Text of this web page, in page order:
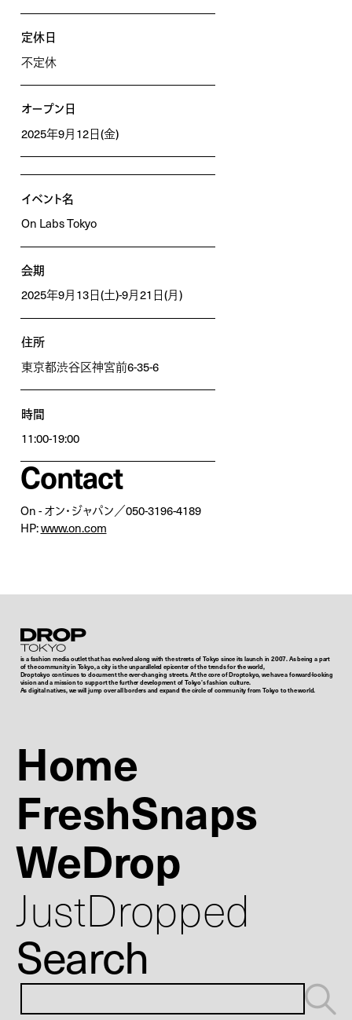
定休日
不定休
オープン日
2025年9月12日(金)
イベント名
On Labs Tokyo
会期
2025年9月13日(土)-9月21日(月)
住所
東京都渋谷区神宮前6-35-6
時間
11:00-19:00
Contact
On - オン・ジャパン／050-3196-4189
HP:www.on.com
Droptokyo
is a fashion media outlet that has evolved along with the streets of Tokyo since its launch in 2007. As being a part
of the community in Tokyo, a city is the unparalleled epicenter of the trends for the world,
Droptokyo continues to document the ever-changing streets. At the core of Droptokyo, we have a forward-looking
vision and a mission to support the further development of Tokyo’s fashion culture.
As digital natives, we will jump over all borders and expand the circle of community from Tokyo to the world.
Home
FreshSnaps
WeDrop
JustDropped
Search